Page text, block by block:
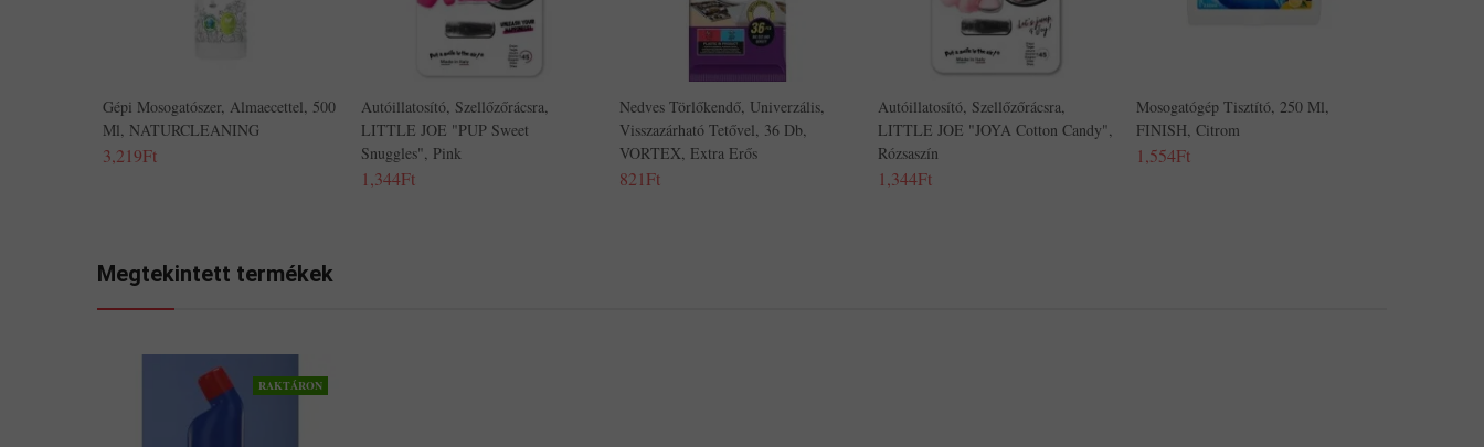
Gépi Mosogatószer, Almaecettel, 500
Ml, NATURCLEANING
3,219Ft
Autóillatosító, Szellőzőrácsra,
LITTLE JOE "PUP Sweet
Snuggles", Pink
1,344Ft
Nedves Törlőkendő, Univerzális,
Visszazárható Tetővel, 36 Db,
VORTEX, Extra Erős
821Ft
Autóillatosító, Szellőzőrácsra,
LITTLE JOE "JOYA Cotton Candy",
Rózsaszín
1,344Ft
Mosogatógép Tisztító, 250 Ml,
FINISH, Citrom
1,554Ft
Megtekintett termékek
RAKTÁRON